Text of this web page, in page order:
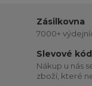
Zásilkovna
7000+
Slevové
Nákup u nás
zboží, které